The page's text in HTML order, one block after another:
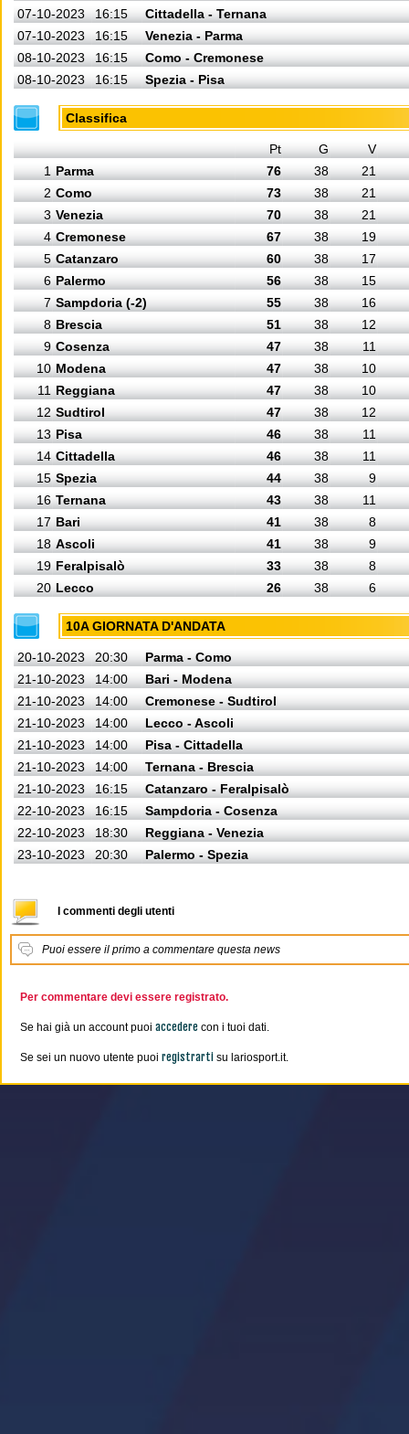
07-10-2023
16:15
Cittadella - Ternana
07-10-2023
16:15
Venezia - Parma
08-10-2023
16:15
Como - Cremonese
08-10-2023
16:15 Spezia - Pisa
Classifica
Pt G
V
1 Parma 76 38
21
2 Como 73 38
21
3 Venezia 70 38
21
4 Cremonese 67 38
19
5 Catanzaro 60 38
17
6 Palermo 56 38
15
7 Sampdoria (-2) 55 38
16
8 Brescia 51 38
12
9 Cosenza 47 38
11
10 Modena 47 38
10
11 Reggiana 47 38
10
12 Sudtirol 47 38
12
13 Pisa 46 38
11
14 Cittadella 46 38
11
15 Spezia 44 38
9
16 Ternana 43 38
11
17 Bari 41 38
8
18 Ascoli 41 38
9
19 Feralpisalò 33 38
8
20 Lecco 26 38 6
10A GIORNATA D'ANDATA
20-10-2023 20:30
Parma - Como
21-10-2023
14:00
Bari - Modena
21-10-2023
14:00
Cremonese - Sudtirol
21-10-2023
14:00
Lecco - Ascoli
21-10-2023
14:00
Pisa - Cittadella
21-10-2023
14:00
Ternana - Brescia
21-10-2023
16:15
Catanzaro - Feralpisalò
22-10-2023
16:15
Sampdoria - Cosenza
22-10-2023
18:30
Reggiana - Venezia
23-10-2023
20:30 Palermo - Spezia
I commenti degli utenti
Puoi essere il primo a commentare questa news
Per commentare devi essere registrato.
Se hai già un account puoi accedere con i tuoi dati.
Se sei un nuovo utente puoi registrarti su lariosport.it.